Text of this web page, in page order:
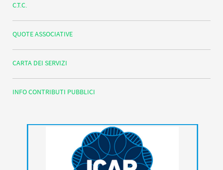
C.T.C.
QUOTE ASSOCIATIVE
CARTA DEI SERVIZI
INFO CONTRIBUTI PUBBLICI